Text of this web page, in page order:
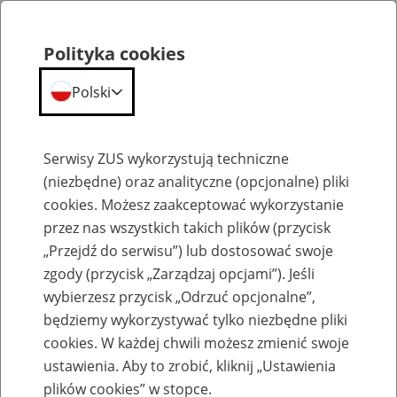
Emerytury
Baza zlikwidowanych lub
przekształconych zakładów pracy
Polityka cookies
Polski
Serwisy ZUS wykorzystują techniczne
(niezbędne) oraz analityczne (opcjonalne) pliki
cookies. Możesz zaakceptować wykorzystanie
przez nas wszystkich takich plików (przycisk
„Przejdź do serwisu”) lub dostosować swoje
zgody (przycisk „Zarządzaj opcjami”). Jeśli
wybierzesz przycisk „Odrzuć opcjonalne”,
będziemy wykorzystywać tylko niezbędne pliki
cookies. W każdej chwili możesz zmienić swoje
ustawienia. Aby to zrobić, kliknij „Ustawienia
plików cookies” w stopce.